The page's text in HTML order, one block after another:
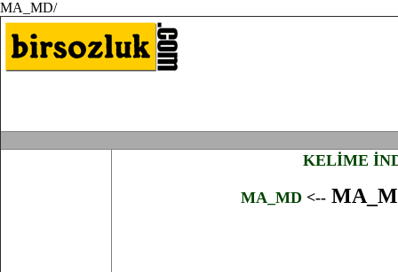
MA_MD/
KELİME
MA_MD <--